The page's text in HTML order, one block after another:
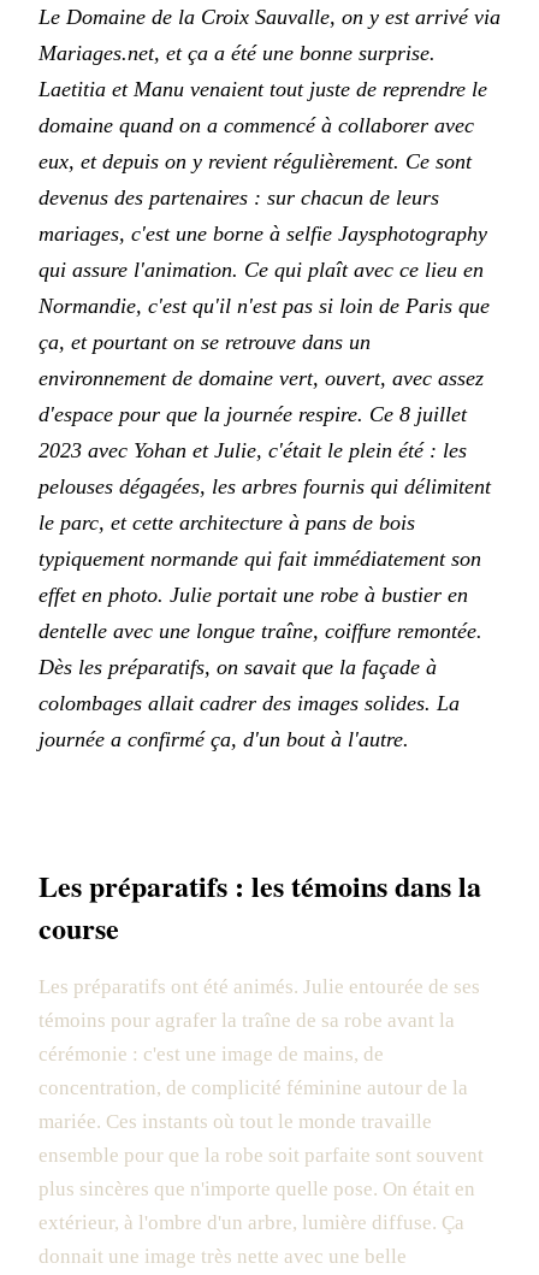
Le Domaine de la Croix Sauvalle, on y est arrivé via
Mariages.net, et ça a été une bonne surprise.
Laetitia et Manu venaient tout juste de reprendre le
domaine quand on a commencé à collaborer avec
eux, et depuis on y revient régulièrement. Ce sont
devenus des partenaires : sur chacun de leurs
mariages, c'est une borne à selfie Jaysphotography
qui assure l'animation. Ce qui plaît avec ce lieu en
Normandie, c'est qu'il n'est pas si loin de Paris que
ça, et pourtant on se retrouve dans un
environnement de domaine vert, ouvert, avec assez
d'espace pour que la journée respire. Ce 8 juillet
2023 avec Yohan et Julie, c'était le plein été : les
pelouses dégagées, les arbres fournis qui délimitent
le parc, et cette architecture à pans de bois
typiquement normande qui fait immédiatement son
effet en photo. Julie portait une robe à bustier en
dentelle avec une longue traîne, coiffure remontée.
Dès les préparatifs, on savait que la façade à
colombages allait cadrer des images solides. La
journée a confirmé ça, d'un bout à l'autre.
Les préparatifs : les témoins dans la
course
Les préparatifs ont été animés. Julie entourée de ses
témoins pour agrafer la traîne de sa robe avant la
cérémonie : c'est une image de mains, de
concentration, de complicité féminine autour de la
mariée. Ces instants où tout le monde travaille
ensemble pour que la robe soit parfaite sont souvent
plus sincères que n'importe quelle pose. On était en
extérieur, à l'ombre d'un arbre, lumière diffuse. Ça
donnait une image très nette avec une belle